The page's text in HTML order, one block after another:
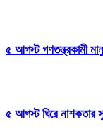
৫ আগস্ট গণতন্ত্রকামী
৫ আগস্ট ঘিরে নাশকতার